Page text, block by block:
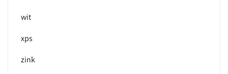
wit
xps
zink